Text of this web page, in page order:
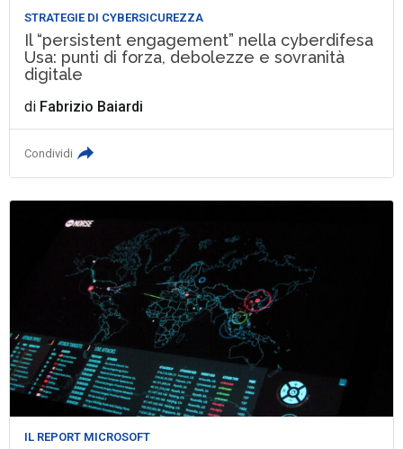
STRATEGIE DI CYBERSICUREZZA
Il “persistent engagement” nella cyberdifesa
Usa: punti di forza, debolezze e sovranità
digitale
di Fabrizio Baiardi
Condividi
IL REPORT MICROSOFT